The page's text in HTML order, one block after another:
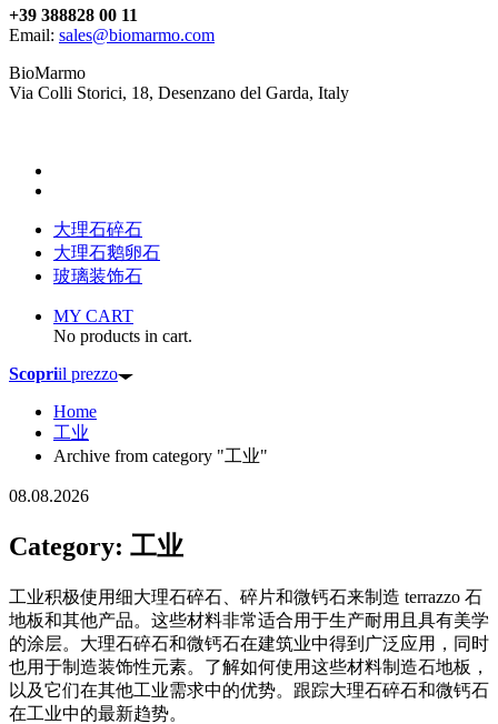
+39 388828 00 11
Email: sales@biomarmo.com
BioMarmo
Via Colli Storici, 18, Desenzano del Garda, Italy
大理石碎石
大理石鹅卵石
玻璃装饰石
MY CART
No products in cart.
Scopriil prezzo
Home
工业
Archive from category "工业"
08.08.2026
Category: 工业
工业积极使用细大理石碎石、碎片和微钙石来制造 terrazzo 石
地板和其他产品。这些材料非常适合用于生产耐用且具有美学
的涂层。大理石碎石和微钙石在建筑业中得到广泛应用，同时
也用于制造装饰性元素。了解如何使用这些材料制造石地板，
以及它们在其他工业需求中的优势。跟踪大理石碎石和微钙石
在工业中的最新趋势。